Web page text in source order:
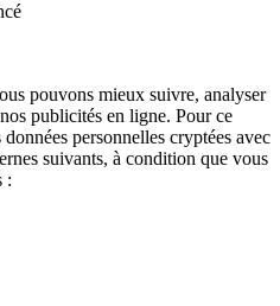
pouvons mieux suivre, analyser
publicités en ligne. Pour ce
personnelles cryptées avec
suivants, à condition que vous
: